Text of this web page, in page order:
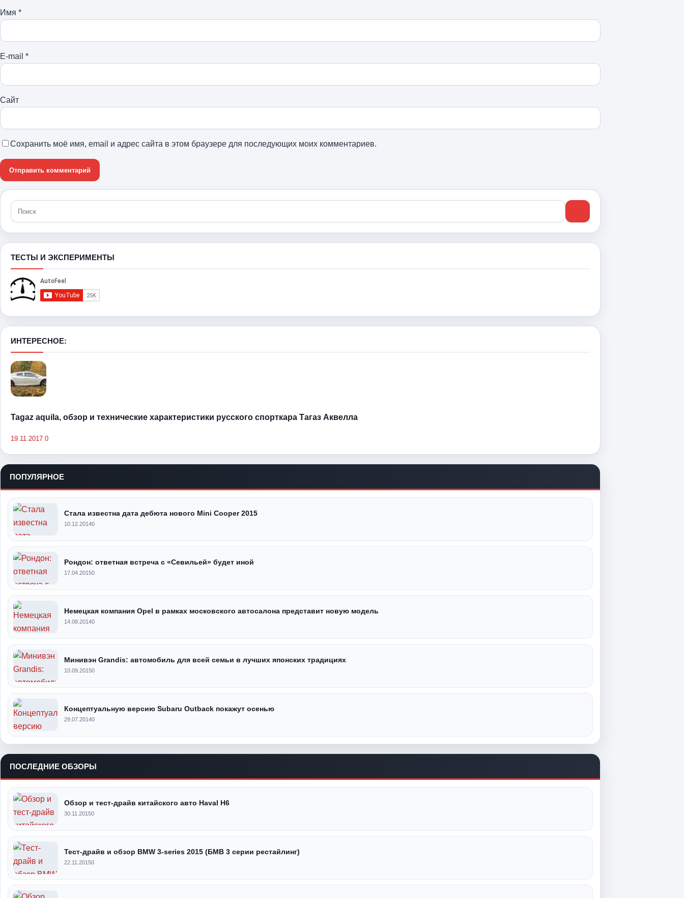
Имя *
E-mail *
Сайт
Сохранить моё имя, email и адрес сайта в этом браузере для последующих моих комментариев.
ТЕСТЫ И ЭКСПЕРИМЕНТЫ
ИНТЕРЕСНОЕ:
Tagaz aquila, обзор и технические характеристики русского спорткара Тагаз Аквелла
19.11.2017 0
ПОПУЛЯРНОЕ
Стала известна дата дебюта нового Mini Cooper 2015
10.12.20140
Рондон: ответная встреча с «Севильей» будет иной
17.04.20150
Немецкая компания Opel в рамках московского автосалона представит новую модель
14.08.20140
Минивэн Grandis: автомобиль для всей семьи в лучших японских традициях
10.09.20150
Концептуальную версию Subaru Outback покажут осенью
29.07.20140
ПОСЛЕДНИЕ ОБЗОРЫ
Обзор и тест-драйв китайского авто Haval H6
30.11.20150
Тест-драйв и обзор BMW 3-series 2015 (БМВ 3 серии рестайлинг)
22.11.20150